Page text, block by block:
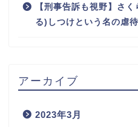
【刑事告訴も視野】さ
る)しつけという名の虐
アーカイブ
2023年3月